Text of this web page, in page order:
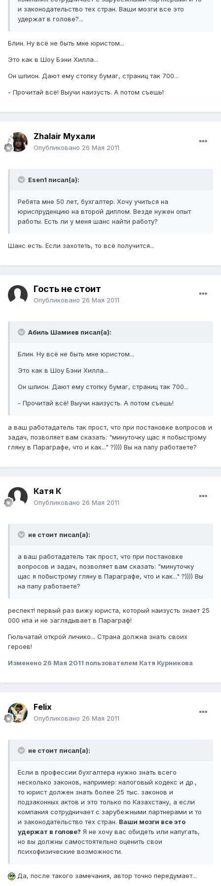
и законодательство тех стран. Ваши мозги все это
удержат в голове?...
Блин. Ну всё не быть мне юристом...
Это как в Шоу Бэни Хилла...
Он шпион. Дают ему стопку бумаг, страниц так 700...
- Прочитай всё! Выучи наизусть. А потом съешь!
Zhalair Мухали
Опубликовано 26 Мая 2011
Esen1 писал(а):
Ребята мне 50 лет, бухгалтер. Хочу учиться на
юриспруденцию на второй диплом. Везде нужен опыт
работы. Есть ли у меня шанс найти работу?
Шанс есть. Если захотеть, то всё получится...
Гость не стоит
Опубликовано 26 Мая 2011
Абиль Шамиев писал(а):
Блин. Ну всё не быть мне юристом...
Это как в Шоу Бэни Хилла...
Он шпион. Дают ему стопку бумаг, страниц так 700...
- Прочитай всё! Выучи наизусть. А потом съешь!
а ваш работадатель так прост, что при постановке вопросов и
задач, позволяет вам сказать: "минуточку щас я побыстрому
гляну в Параграфе, что и как..." ?)))) Вы на папу работаете?
Катя К
Опубликовано 26 Мая 2011
не стоит писал(а):
а ваш работадатель так прост, что при постановке
вопросов и задач, позволяет вам сказать: "минуточку
щас я побыстрому гляну в Параграфе, что и как..." ?)))) Вы
на папу работаете?
респект! первый раз вижу юриста, который наизусть знает 25
000 нпа и не заглядывает в Параграф!
Гюльчатай открой личико... Страна должна знать своих
героев!
Изменено 26 Мая 2011 пользователем Катя Курникова
Felix
Опубликовано 26 Мая 2011
не стоит писал(а):
Если в профессии бухгалтера нужно знать всего
несколько законов, например: налоговый кодекс и др.,
то юрист должен знать более 25 тыс. законов и
подзаконных актов и это только по Казахстану, а если
компания сотрудничает с зарубежными партнерами и то
и законодательство тех стран. Ваши мозги все это
удержат в голове? Я не хочу вас обидеть или напугать,
но вы должны самостоятельно оценить свои
психофизические возможности.
Да, после такого замечания, автор точно передумает...